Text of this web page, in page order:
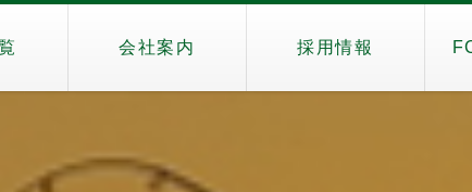
会社案内 採用情報